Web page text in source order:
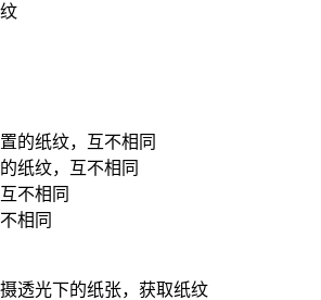
纸纹，互不相同
相同
透光下的纸张，获取纸纹